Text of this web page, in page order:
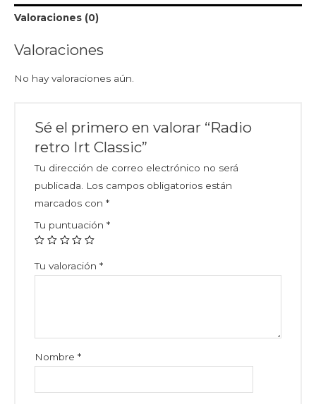
Valoraciones (0)
Valoraciones
No hay valoraciones aún.
Sé el primero en valorar “Radio
retro Irt Classic”
Tu dirección de correo electrónico no será
publicada.
Los campos obligatorios están
marcados con*
Tu puntuación*
Tu valoración*
Nombre*